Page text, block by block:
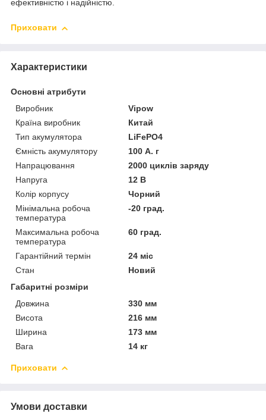
ефективністю і надійністю.
Приховати
Характеристики
Основні атрибути
Виробник
Vipow
Країна виробник
Китай
Тип акумулятора
LiFePO4
Ємність акумулятору
100 А. г
Напрацювання
2000 циклів заряду
Напруга
12 В
Колір корпусу
Чорний
Мінімальна робоча
температура
-20 град.
Максимальна робоча
температура
60 град.
Гарантійний термін
24 міс
Стан
Новий
Габаритні розміри
Довжина
330 мм
Висота
216 мм
Ширина
173 мм
Вага
14 кг
Приховати
Умови доставки